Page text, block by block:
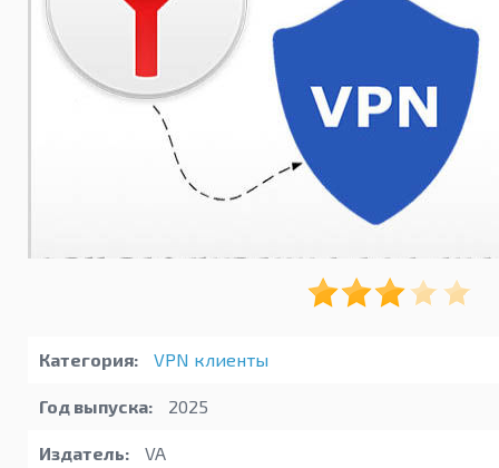
Категория: VPN клиенты
Год выпуска: 2025
Издатель: VA